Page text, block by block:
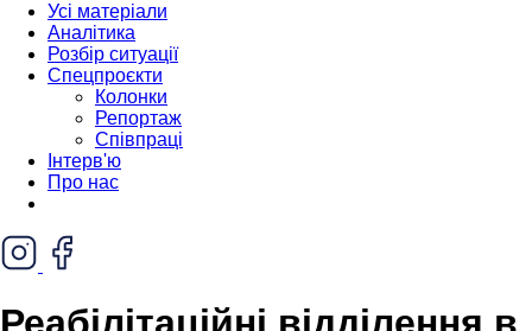
Усі матеріали
Аналітика
Розбір ситуації
Спецпроєкти
Колонки
Репортаж
Співпраці
Інтерв'ю
Про нас